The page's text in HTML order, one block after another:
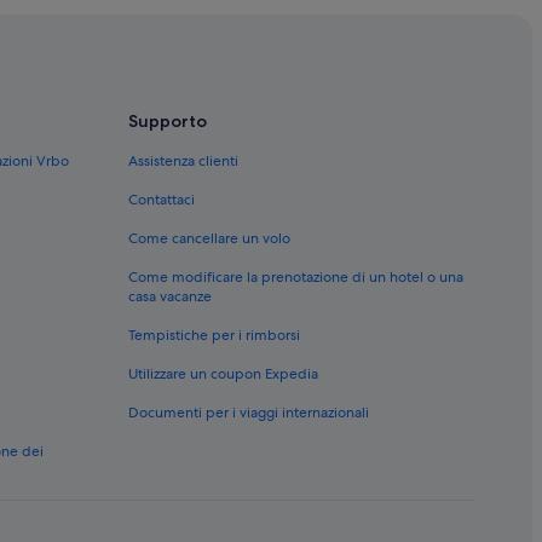
nelle vicinanze
Vrbo
dei
Supporto
Assistenza clienti
Contattaci
Come cancellare un volo
Come modificare la prenotazione di un hotel o una
casa vacanze
Tempistiche per i rimborsi
Utilizzare un coupon Expedia
Documenti per i viaggi internazionali